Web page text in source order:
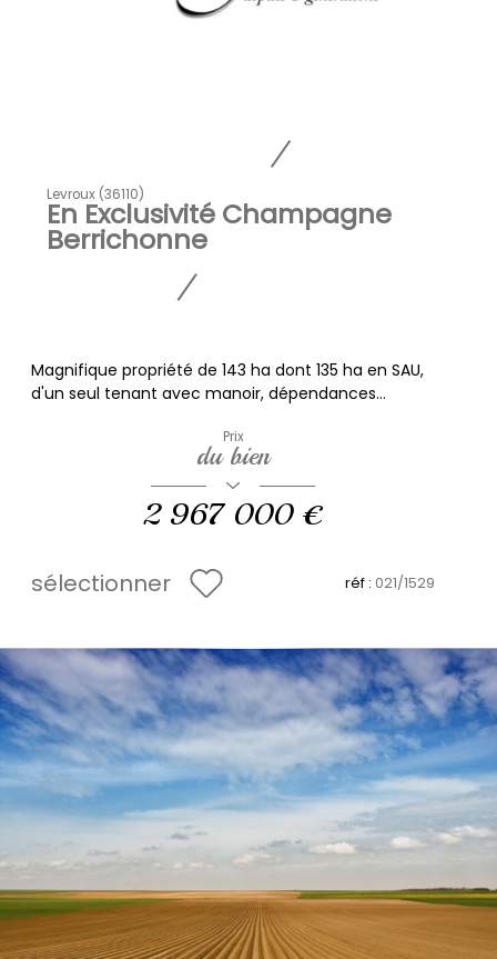
Levroux (36110)
En Exclusivité Champagne
Berrichonne
Magnifique propriété de 143 ha dont 135 ha en SAU,
d'un seul tenant avec manoir, dépendances...
Prix
du bien
2 967 000 €
sélectionner réf : 021/1529